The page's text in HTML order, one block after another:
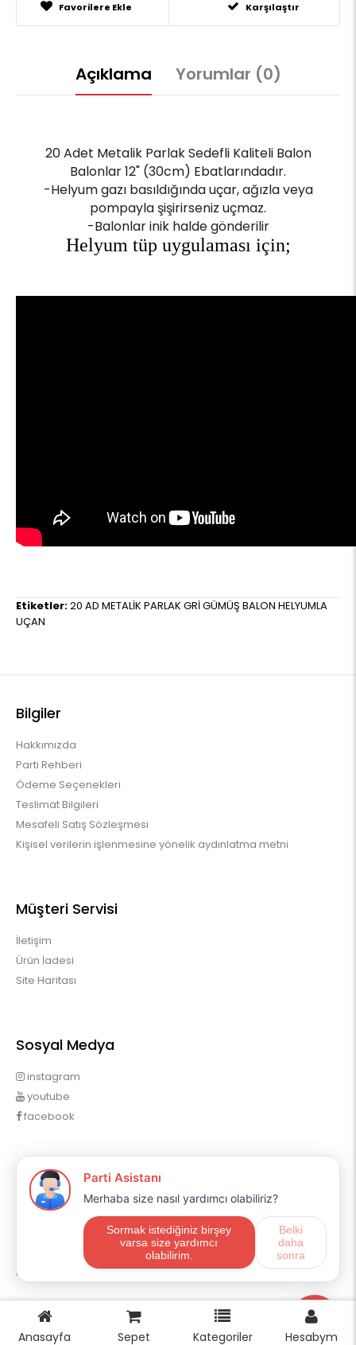
Favorilere Ekle Karşılaştır
Açıklama Yorumlar (0)
20 Adet Metalik Parlak Sedefli Kaliteli Balon
Balonlar 12" (30cm) Ebatlarındadır.
-Helyum gazı basıldığında uçar, ağızla veya
pompayla şişirirseniz uçmaz.
-Balonlar inik halde gönderilir
Helyum tüp uygulaması için;
Etiketler:20 AD METALİK PARLAK GRİ GÜMÜŞ BALON HELYUMLA
UÇAN
Bilgiler
Hakkımızda
Parti Rehberi
Ödeme Seçenekleri
Teslimat Bilgileri
Mesafeli Satış Sözleşmesi
Kişisel verilerin işlenmesine yönelik aydınlatma metni
Müşteri Servisi
İletişim
Ürün İadesi
Site Haritası
Sosyal Medya
instagram
youtube
facebook
Profilim
Profilim
Sipariş Geçmişim
Alışveriş Listem
Mail Aboneliği
E-ticaret OpencartUzman
Anasayfa Sepet Kategoriler Hesabym